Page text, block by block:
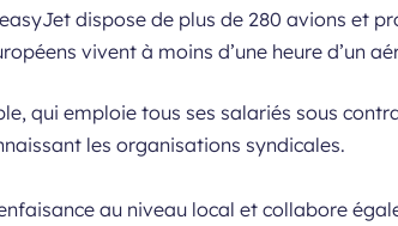
dispose de plus de 280 avions et
vivent à moins d’une heure d’un
qui emploie tous ses salariés sous
les organisations syndicales.
au niveau local et collabore